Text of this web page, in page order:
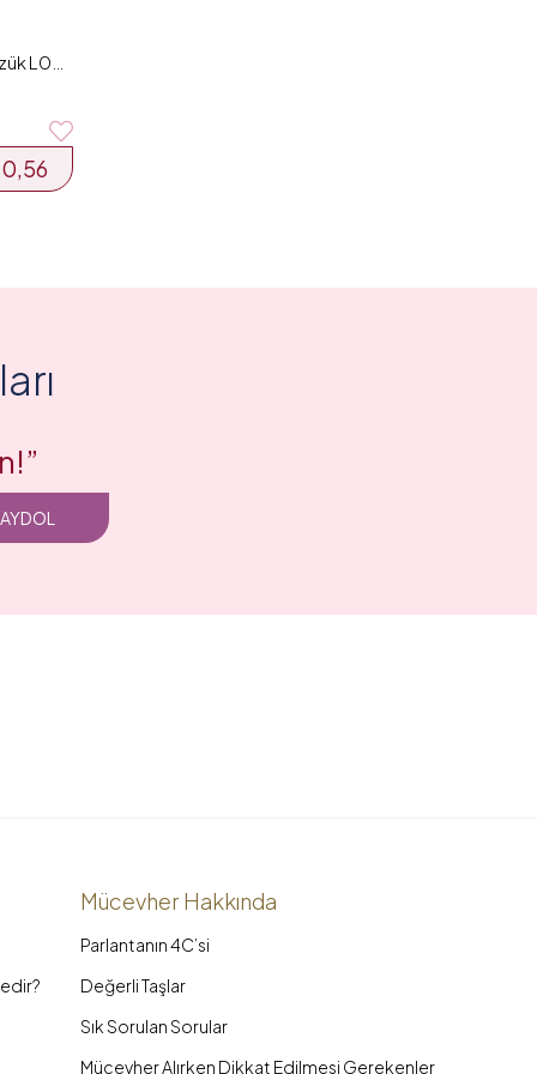
Mücevher Hakkında
Parlantanın 4C’si
Değerli Taşlar
Sık Sorulan Sorular
Mücevher Alırken Dikkat Edilmesi Gerekenler